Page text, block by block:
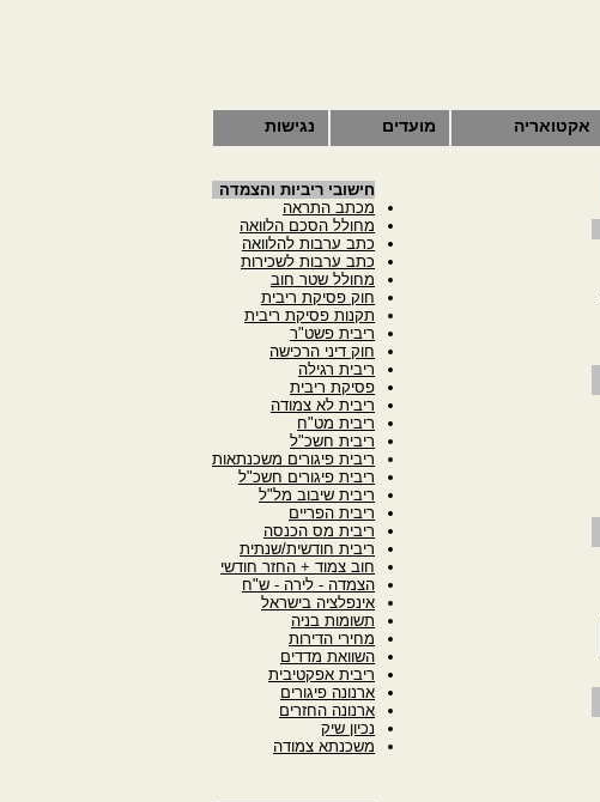
אקטואריה מועדים נגישות
חישובי ריביות והצמדה
מכתב התראה
מחולל הסכם הלוואה
כתב ערבות להלוואה
כתב ערבות לשכירות
מחולל שטר חוב
חוק פסיקת ריבית
תקנות פסיקת ריבית
ריבית פשט"ר
חוק דיני הרכישה
ריבית רגילה
פסיקת ריבית
ריבית לא צמודה
ריבית מט"ח
ריבית חשכ"ל
ריבית פיגורים משכנתאות
ריבית פיגורים חשכ"ל
ריבית שיבוב מל"ל
ריבית הפריים
ריבית מס הכנסה
ריבית חודשית/שנתית
חוב צמוד + החזר חודשי
הצמדה - לירה - ש"ח
אינפלציה בישראל
תשומות בניה
מחירי הדירות
השוואת מדדים
ריבית אפקטיבית
ארנונה פיגורים
ארנונה החזרים
נכיון שיק
משכנתא צמודה